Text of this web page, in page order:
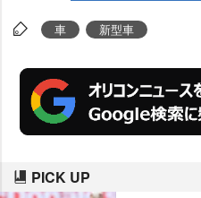
車 新型車
PICK UP